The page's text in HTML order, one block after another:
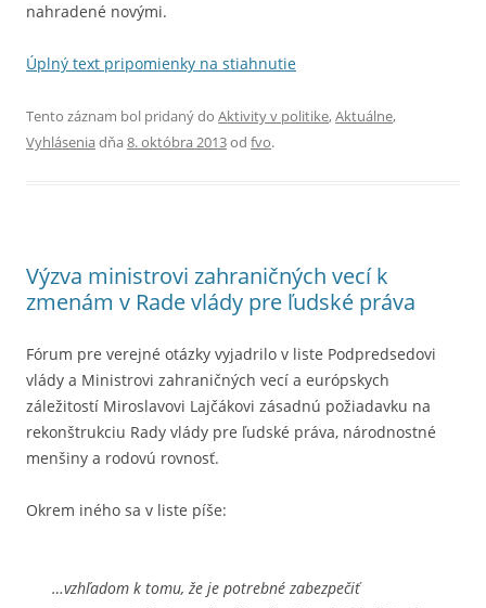
nahradené novými.
Úplný text pripomienky na stiahnutie
Tento záznam bol pridaný do Aktivity v politike,Aktuálne,
Vyhláseniadňa8. októbra 2013od fvo.
Výzva ministrovi zahraničných vecí k
zmenám v Rade vlády pre ľudské práva
Fórum pre verejné otázky vyjadrilo v liste Podpredsedovi
vlády a Ministrovi zahraničných vecí a európskych
záležitostí Miroslavovi Lajčákovi zásadnú požiadavku na
rekonštrukciu Rady vlády pre ľudské práva, národnostné
menšiny a rodovú rovnosť.
Okrem iného sa v liste píše:
…vzhľadom k tomu, že je potrebné zabezpečiť